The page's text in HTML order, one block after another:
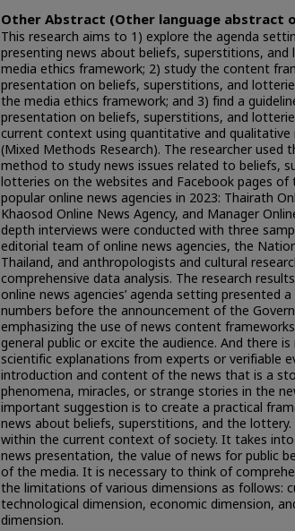
Other Abstract (Other language abstract
This research aims to 1) explore the agenda
presenting news about beliefs, superstitions,
media ethics framework; 2) study the content
presentation on beliefs, superstitions, and
the media ethics framework; and 3) find a
presentation on beliefs, superstitions, and
current context using quantitative and qualitative
(Mixed Methods Research). The researcher used
method to study news issues related to beliefs,
lotteries on the websites and Facebook pages
popular online news agencies in 2023: Thairath
Khaosod Online News Agency, and Manager
depth interviews were conducted with three
editorial team of online news agencies, the
Thailand, and anthropologists and cultural
comprehensive data analysis. The research
online news agencies’ agenda setting presented
numbers before the announcement of the
emphasizing the use of news content
general public or excite the audience. And there
scientific explanations from experts or verifiable
introduction and content of the news that is a
phenomena, miracles, or strange stories in the
important suggestion is to create a practical
news about beliefs, superstitions, and the
within the current context of society. It takes
news presentation, the value of news for public
of the media. It is necessary to think of
the limitations of various dimensions as follows:
technological dimension, economic dimension,
dimension.